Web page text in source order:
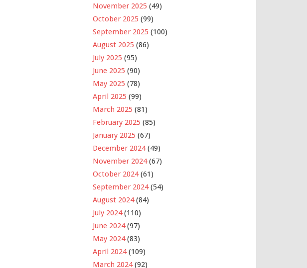
November 2025 (49)
October 2025 (99)
September 2025 (100)
August 2025 (86)
July 2025 (95)
June 2025 (90)
May 2025 (78)
April 2025 (99)
March 2025 (81)
February 2025 (85)
January 2025 (67)
December 2024(49)
November 2024(67)
October 2024(61)
September 2024(54)
August 2024(84)
July 2024(110)
June 2024(97)
May 2024(83)
April 2024(109)
March 2024(92)